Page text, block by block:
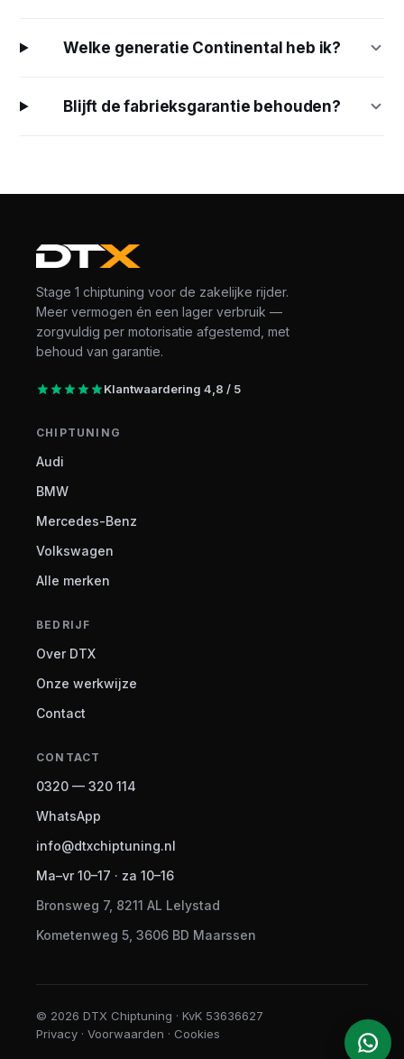
Welke generatie Continental heb ik?
Blijft de fabrieksgarantie behouden?
Stage 1 chiptuning voor de zakelijke rijder.
Meer vermogen én een lager verbruik —
zorgvuldig per motorisatie afgestemd, met
behoud van garantie.
Klantwaardering 4,8 / 5
CHIPTUNING
Audi
BMW
Mercedes-Benz
Volkswagen
Alle merken
BEDRIJF
Over DTX
Onze werkwijze
Contact
CONTACT
0320 — 320 114
WhatsApp
info@dtxchiptuning.nl
Ma–vr 10–17 · za 10–16
Bronsweg 7, 8211 AL Lelystad
Kometenweg 5, 3606 BD Maarssen
© 2026 DTX Chiptuning · KvK 53636627
Privacy · Voorwaarden · Cookies